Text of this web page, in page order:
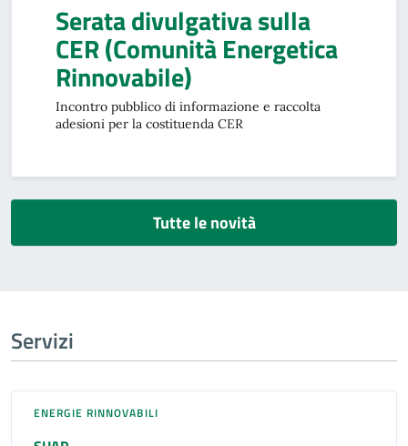
Serata divulgativa sulla
CER (Comunità Energetica
Rinnovabile)
Incontro pubblico di informazione e raccolta
adesioni per la costituenda CER
Tutte le novità
Servizi
ENERGIE RINNOVABILI